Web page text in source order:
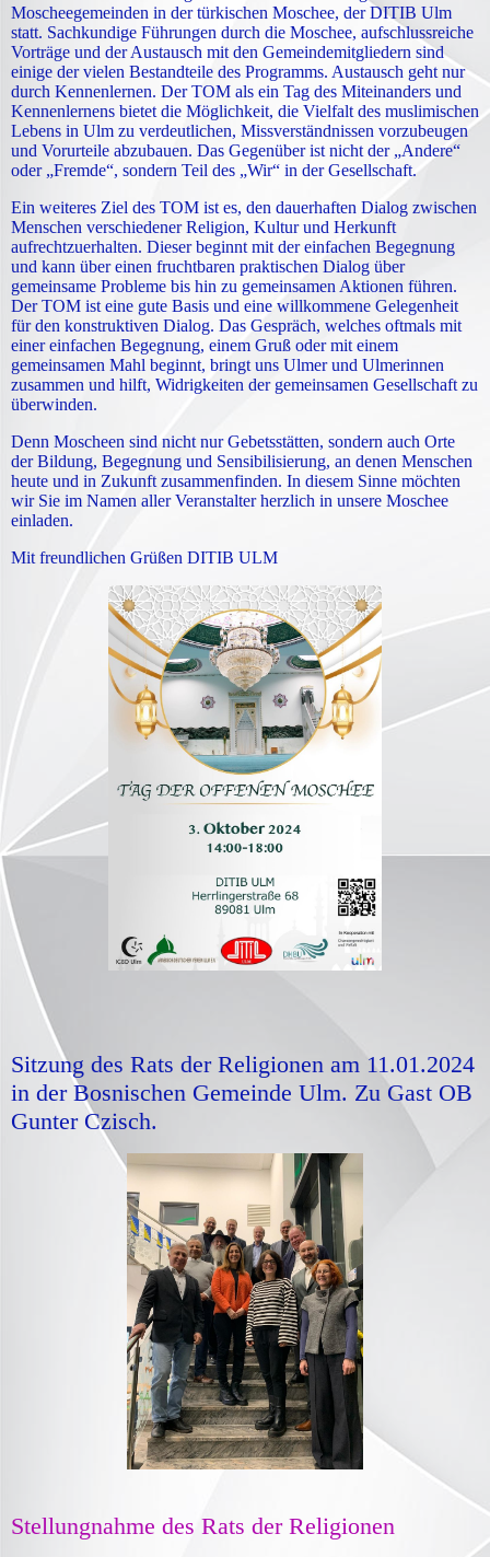
Moscheegemeinden in der türkischen Moschee, der DITIB Ulm
statt. Sachkundige Führungen durch die Moschee, aufschlussreiche
Vorträge und der Austausch mit den Gemeindemitgliedern sind
einige der vielen Bestandteile des Programms. Austausch geht nur
durch Kennenlernen. Der TOM als ein Tag des Miteinanders und
Kennenlernens bietet die Möglichkeit, die Vielfalt des muslimischen
Lebens in Ulm zu verdeutlichen, Missverständnissen vorzubeugen
und Vorurteile abzubauen. Das Gegenüber ist nicht der „Andere“
oder „Fremde“, sondern Teil des „Wir“ in der Gesellschaft.
Ein weiteres Ziel des TOM ist es, den dauerhaften Dialog zwischen
Menschen verschiedener Religion, Kultur und Herkunft
aufrechtzuerhalten. Dieser beginnt mit der einfachen Begegnung
und kann über einen fruchtbaren praktischen Dialog über
gemeinsame Probleme bis hin zu gemeinsamen Aktionen führen.
Der TOM ist eine gute Basis und eine willkommene Gelegenheit
für den konstruktiven Dialog. Das Gespräch, welches oftmals mit
einer einfachen Begegnung, einem Gruß oder mit einem
gemeinsamen Mahl beginnt, bringt uns Ulmer und Ulmerinnen
zusammen und hilft, Widrigkeiten der gemeinsamen Gesellschaft zu
überwinden.
Denn Moscheen sind nicht nur Gebetsstätten, sondern auch Orte
der Bildung, Begegnung und Sensibilisierung, an denen Menschen
heute und in Zukunft zusammenfinden. In diesem Sinne möchten
wir Sie im Namen aller Veranstalter herzlich in unsere Moschee
einladen.
Mit freundlichen Grüßen DITIB ULM
Sitzung des Rats der Religionen am 11.01.2024
in der Bosnischen Gemeinde Ulm. Zu Gast OB
Gunter Czisch.
Stellungnahme des Rats der Religionen